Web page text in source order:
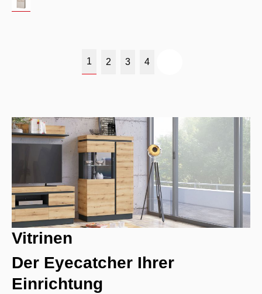
1 2 3 4
Vitrinen
Der Eyecatcher Ihrer
Einrichtung